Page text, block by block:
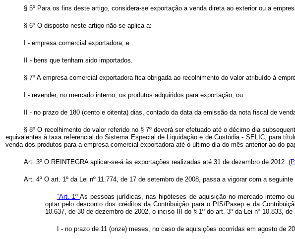
§ 5º Para os fins deste artigo, considera-se exportação a venda direta ao exterior ou a
§ 6º O disposto neste artigo não se aplica a:
I - empresa comercial exportadora; e
II - bens que tenham sido importados.
§ 7º A empresa comercial exportadora fica obrigada ao recolhimento do valor atribuído à
I - revender, no mercado interno, os produtos adquiridos para exportação; ou
II - no prazo de 180 (cento e oitenta) dias, contado da data da emissão da nota fiscal de
§ 8º O recolhimento do valor referido no § 7º deverá ser efetuado até o décimo dia
equivalentes à taxa referencial do Sistema Especial de Liquidação e de Custódia - SELIC, para
venda dos produtos para a empresa comercial exportadora até o último dia do mês anterior ao do
Art. 3º O REINTEGRA aplicar-se-á às exportações realizadas até 31 de dezembro de 2012.
Art. 4º O art. 1º da Lei nº 11.774, de 17 de setembro de 2008, passa a vigorar com a seguinte
“Art. 1º As pessoas jurídicas, nas hipóteses de aquisição no mercado interno
optar pelo desconto dos créditos da Contribuição para o PIS/Pasep e da
10.637, de 30 de dezembro de 2002, o inciso III do § 1º do art. 3º da Lei nº 10.833,
I - no prazo de 11 (onze) meses, no caso de aquisições ocorridas em agosto de